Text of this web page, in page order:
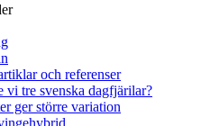
och referenser
vi tre svenska dagfjärilar?
ger större variation